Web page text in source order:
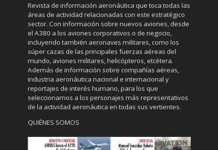
Revista de información aeronáutica que toca todas las
áreas de actividad relacionadas con este estratégico
sector. Con información sobre nuevos aviones, desde
el A380 a los aviones corporativos o de negocio,
incluyendo también aeronaves militares, como los
súper cazas de las principales fuerzas aéreas del
mundo, aviones militares, helicópteros, etcétera.
Además de información sobre compañías aéreas,
industria aeronáutica nacional e internacional y
reportajes de interés humano, para los que
seleccionamos a los personajes más representativos
de la actividad aeronáutica en todas sus vertientes.
QUIÉNES SOMOS